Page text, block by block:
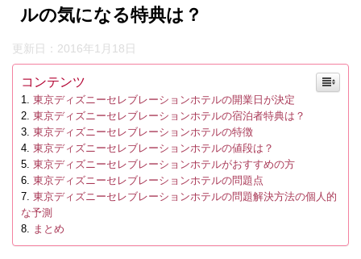
ルの気になる特典は？
更新日： 2016年1月18日
コンテンツ
東京ディズニーセレブレーションホテルの開業日が決定
東京ディズニーセレブレーションホテルの宿泊者特典は？
東京ディズニーセレブレーションホテルの特徴
東京ディズニーセレブレーションホテルの値段は？
東京ディズニーセレブレーションホテルがおすすめの方
東京ディズニーセレブレーションホテルの問題点
東京ディズニーセレブレーションホテルの問題解決方法の個人的
な予測
まとめ